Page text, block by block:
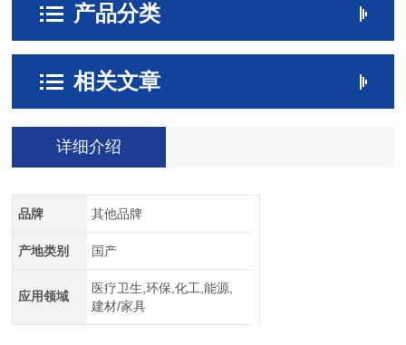
产品分类
相关文章
详细介绍
品牌 其他品牌
产地类别 国产
应用领域
医疗卫生,环保,化工,能源,
建材/家具